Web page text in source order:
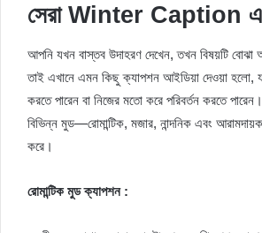
সেরা Winter Caption
আপনি যখন বাস্তব উদাহরণ দেখেন, তখন বিষয়টি
তাই এখানে এমন কিছু ক্যাপশন আইডিয়া দেওয়া হলো,
করতে পারেন বা নিজের মতো করে পরিবর্তন করতে
বিভিন্ন মুড—রোমান্টিক, মজার, নান্দনিক এবং
করে।
রোমান্টিক মুড ক্যাপশন :